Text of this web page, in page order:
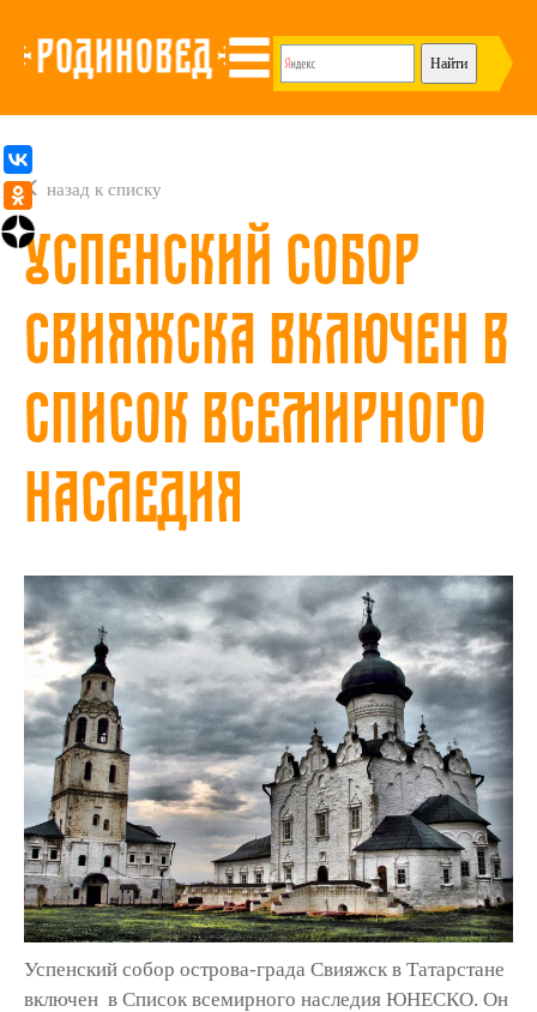
назад к списку
Успенский собор
Свияжска включен в
Список Всемирного
наследия
Успенский собор острова-града Свияжск в Татарстане
включен в Список всемирного наследия ЮНЕСКО. Он